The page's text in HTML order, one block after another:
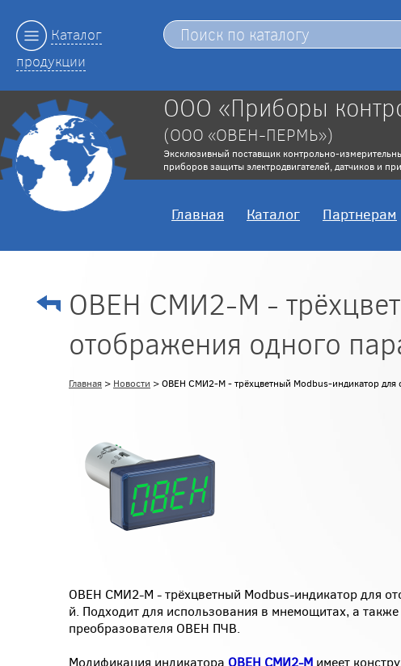
Каталог
продукции
ООО «Приборы
(ООО «ОВЕН-ПЕРМЬ»)
Эксклюзивный поставщик контрольно-
приборов защиты электродвигателей, датчиков и
Главная Каталог Партнерам
ОВЕН СМИ2-М -
отображения одного
Главная > Новости > ОВЕН СМИ2-М - трёхцветный Modbus-индикатор для
ОВЕН СМИ2-М - трёхцветный Modbus-индикатор для
й. Подходит для использования в мнемощитах, а
преобразователя ОВЕН ПЧВ.
Модификация индикатора ОВЕН СМИ2-М имеет